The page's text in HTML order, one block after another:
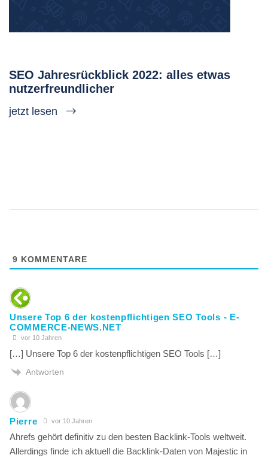
SEO Jahresrückblick 2022: alles etwas
nutzerfreundlicher
jetzt lesen
9 KOMMENTARE
Unsere Top 6 der kostenpflichtigen SEO Tools - E-
COMMERCE-NEWS.NET
vor 10 Jahren
[…] Unsere Top 6 der kostenpflichtigen SEO Tools […]
Antworten
Pierre vor 10 Jahren
Ahrefs gehört definitiv zu den besten Backlink-Tools weltweit.
Allerdings finde ich aktuell die Backlink-Daten von Majestic in